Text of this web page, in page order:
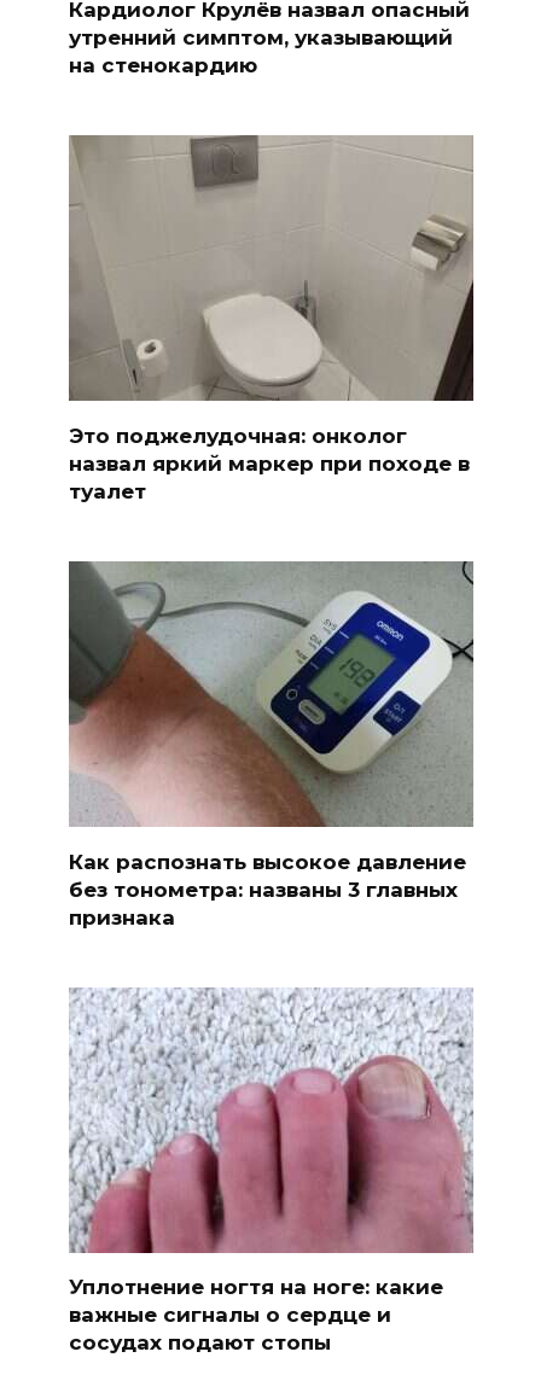
Кардиолог Крулёв назвал опасный
утренний симптом, указывающий
на стенокардию
Это поджелудочная: онколог
назвал яркий маркер при походе в
туалет
Как распознать высокое давление
без тонометра: названы 3 главных
признака
Уплотнение ногтя на ноге: какие
важные сигналы о сердце и
сосудах подают стопы